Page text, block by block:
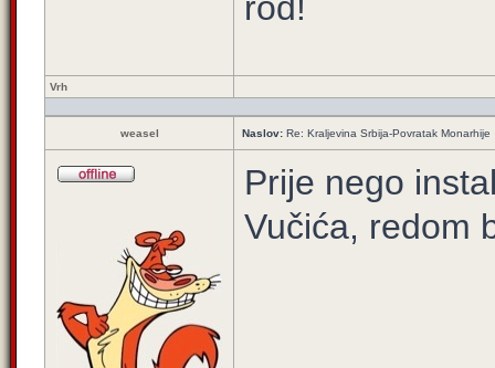
Vrh
weasel Naslov: Re: Kraljevina Srbija-Povratak Monarhije
Prije nego
Vučića, redom